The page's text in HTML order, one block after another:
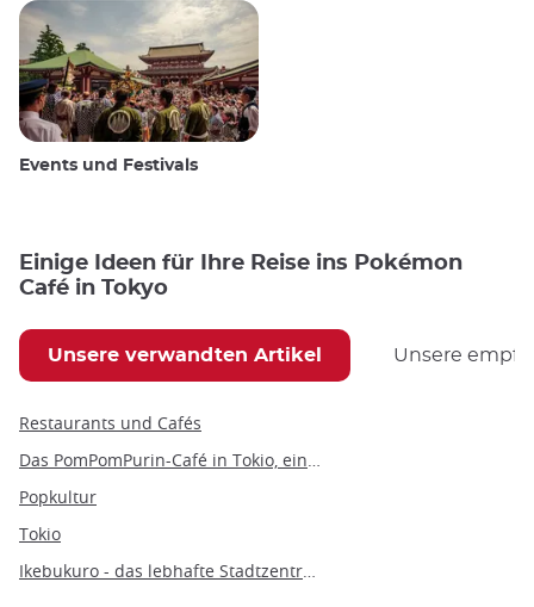
Events und Festivals
Einige Ideen für Ihre Reise ins Pokémon
Café in Tokyo
Unsere verwandten Artikel Unsere
Restaurants und Cafés
Das PomPomPurin-Café in Tokio, ein unvergesslicher Besuch in Sanrios Kawaii-Welt
Popkultur
Tokio
Ikebukuro - das lebhafte Stadtzentrum, das alles zu bieten hat